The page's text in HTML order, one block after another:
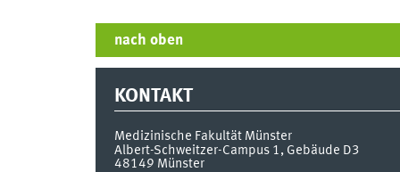
nach oben
KONTAKT
Medizinische Fakultät Münster
Albert-Schweitzer-Campus 1, Gebäude D3
48149 Münster